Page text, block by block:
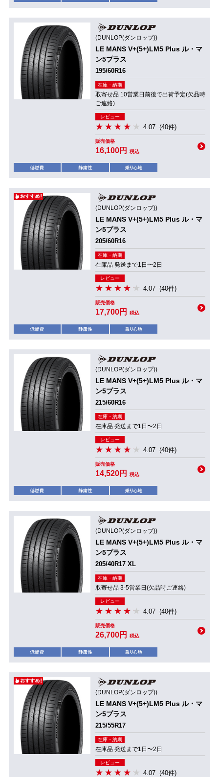
(DUNLOP(ダンロップ))
LE MANS V+(5+)LM5 Plus ル・マ
ン5プラス
195/60R16
在庫・納期
取寄せ品 10営業日前後で出荷予定(欠品時
ご連絡)
レビュー
4.07 (40件)
販売価格
16,100円 税込
(DUNLOP(ダンロップ))
LE MANS V+(5+)LM5 Plus ル・マ
ン5プラス
205/60R16
在庫・納期
在庫品 発送まで1日〜2日
レビュー
4.07 (40件)
販売価格
17,700円 税込
(DUNLOP(ダンロップ))
LE MANS V+(5+)LM5 Plus ル・マ
ン5プラス
215/60R16
在庫・納期
在庫品 発送まで1日〜2日
レビュー
4.07 (40件)
販売価格
14,520円 税込
(DUNLOP(ダンロップ))
LE MANS V+(5+)LM5 Plus ル・マ
ン5プラス
205/40R17 XL
在庫・納期
取寄せ品 3-5営業日(欠品時ご連絡)
レビュー
4.07 (40件)
販売価格
26,700円 税込
(DUNLOP(ダンロップ))
LE MANS V+(5+)LM5 Plus ル・マ
ン5プラス
215/55R17
在庫・納期
在庫品 発送まで1日〜2日
レビュー
4.07 (40件)